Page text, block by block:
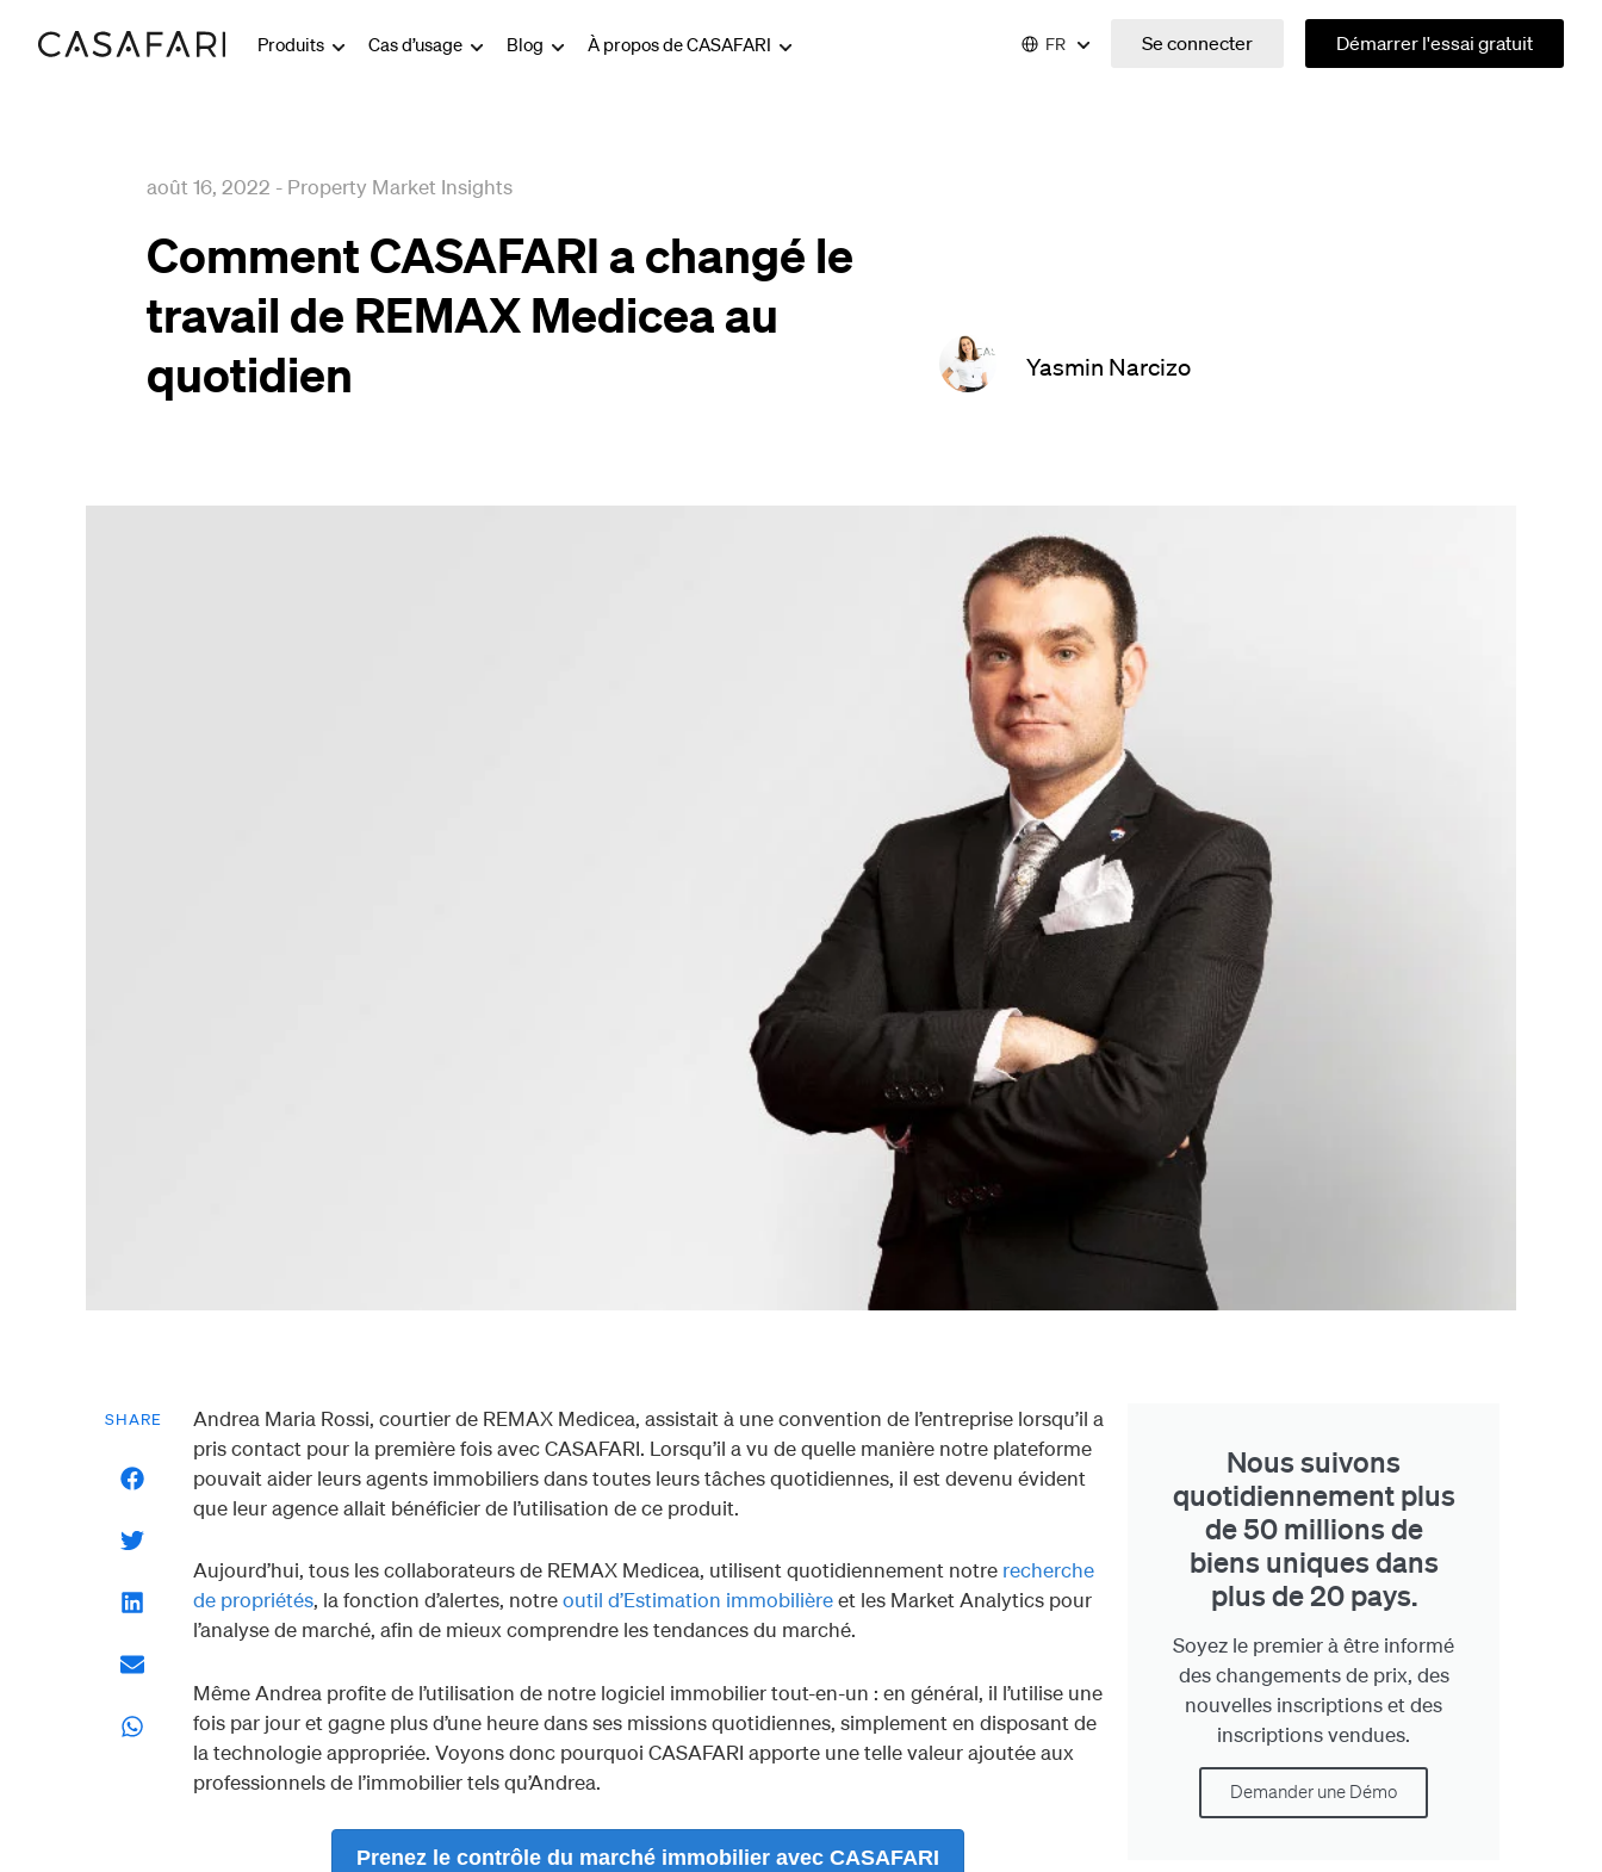
Produits Cas d’usage Blog À propos de CASAFARI FR Se connecter Démarrer l'essai gratuit
août 16, 2022 - Property Market Insights
Comment CASAFARI a changé le
travail de REMAX Medicea au
quotidien
Yasmin Narcizo
SHARE
Andrea Maria Rossi, courtier de REMAX Medicea, assistait à une convention de l’entreprise lorsqu’il a
pris contact pour la première fois avec CASAFARI. Lorsqu’il a vu de quelle manière notre plateforme
pouvait aider leurs agents immobiliers dans toutes leurs tâches quotidiennes, il est devenu évident
que leur agence allait bénéficier de l’utilisation de ce produit.
Aujourd’hui, tous les collaborateurs de REMAX Medicea, utilisent quotidiennement notre recherche
de propriétés, la fonction d’alertes, notreoutil d’Estimation immobilièreet les Market Analytics pour
l’analyse de marché, afin de mieux comprendre les tendances du marché.
Même Andrea profite de l’utilisation de notre logiciel immobilier tout-en-un : en général, il l’utilise une
fois par jour et gagne plus d’une heure dans ses missions quotidiennes, simplement en disposant de
la technologie appropriée. Voyons donc pourquoi CASAFARI apporte une telle valeur ajoutée aux
professionnels de l’immobilier tels qu’Andrea.
Prenez le contrôle du marché immobilier avec CASAFARI
Nous suivons
quotidiennement plus
de 50 millions de
biens uniques dans
plus de 20 pays.
Soyez le premier à être informé
des changements de prix, des
nouvelles inscriptions et des
inscriptions vendues.
Demander une Démo